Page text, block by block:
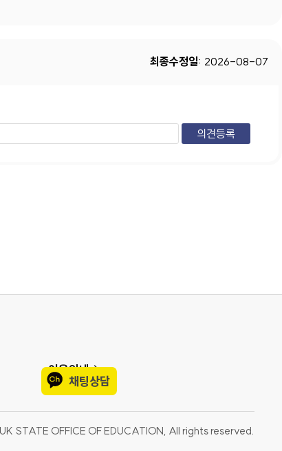
최종수정일: 2026-08-07
이용안내
채팅상담
STATE OFFICE OF EDUCATION, All rights reserved.